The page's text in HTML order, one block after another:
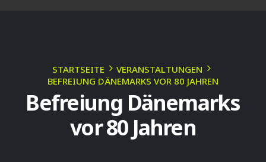
STARTSEITE
VERANSTALTUNGEN
BEFREIUNG DÄNEMARKS VOR 80 JAHREN
Befreiung Dänemarks
vor 80 Jahren